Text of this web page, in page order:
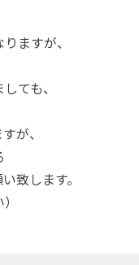
ますが、
ても、
が、
致します。